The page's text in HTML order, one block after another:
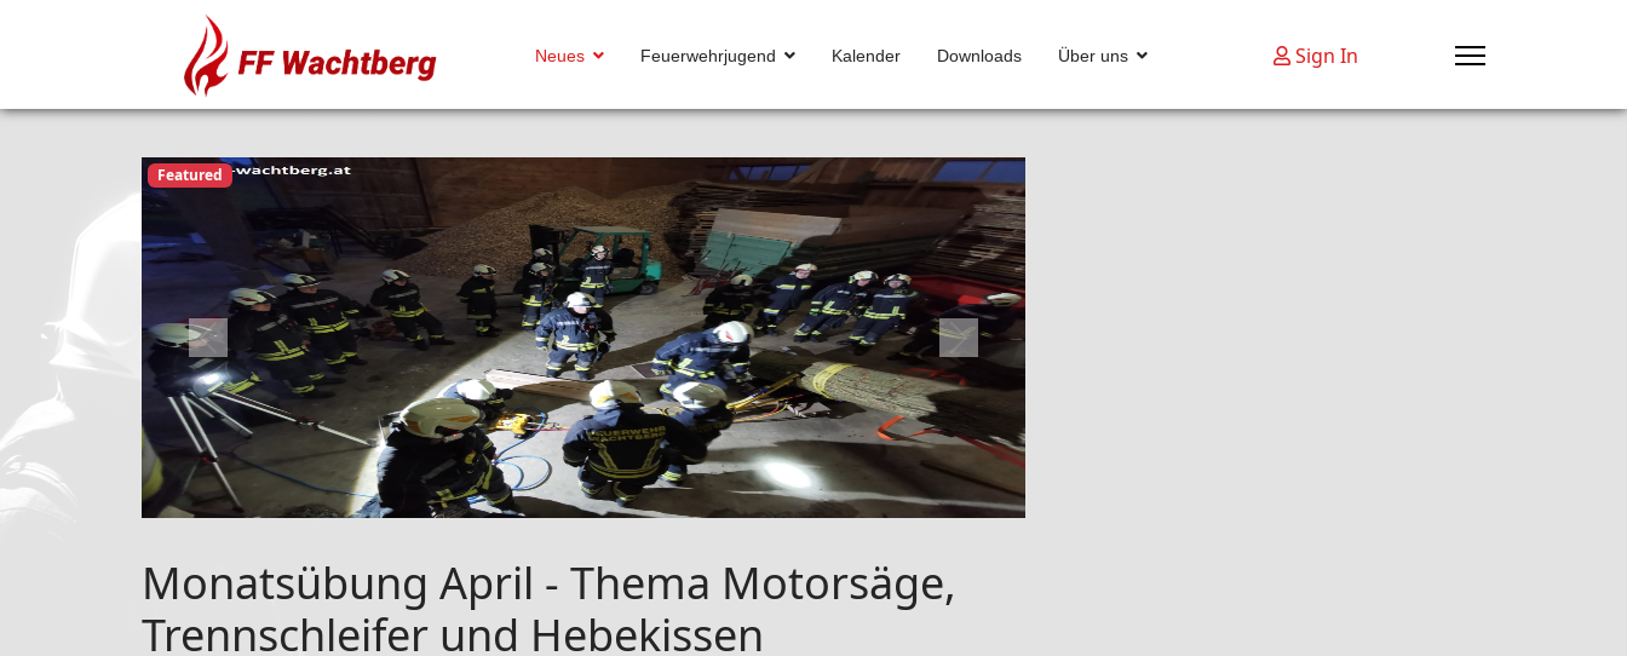
Neues Feuerwehrjugend Kalender Downloads Über uns Sign In
Previous Next
Featured
Monatsübung April - Thema Motorsäge,
Trennschleifer und Hebekissen